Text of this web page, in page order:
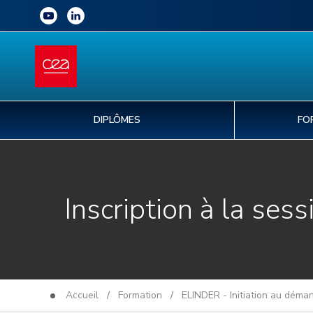
DIPLÔMES
Inscription à la
Accueil / Formation / ELINDER - Initiation au